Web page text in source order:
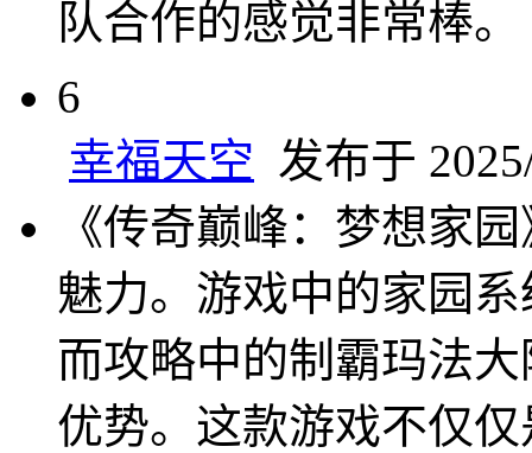
队合作的感觉非常棒。
6
幸福天空 发布于
《传奇巅峰：梦想家
魅力。游戏中的家园
而攻略中的制霸玛法
优势。这款游戏不仅